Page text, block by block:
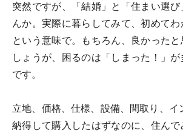
突然ですが、「結婚」と「住まい選
んか。実際に暮らしてみて、初めてわ
という意味で。もちろん、良かった
しょうが、困るのは「しまった！」
です。
立地、価格、仕様、設備、間取り、イ
納得して購入したはずなのに、住ん